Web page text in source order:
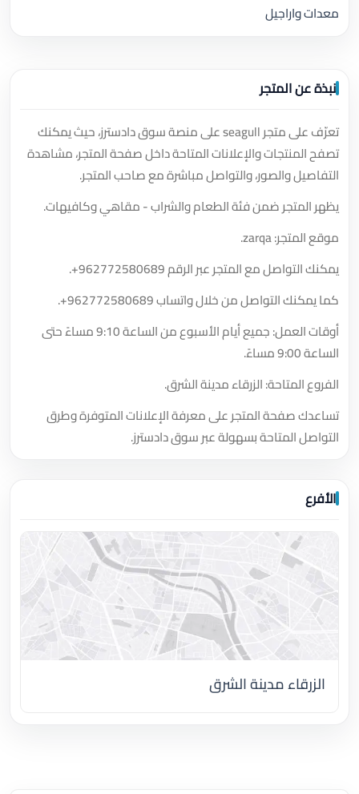
معدات واراجيل
نبذة عن المتجر
تعرّف على متجر seagull على منصة سوق دادسترز، حيث يمكنك
تصفح المنتجات والإعلانات المتاحة داخل صفحة المتجر، مشاهدة
التفاصيل والصور، والتواصل مباشرة مع صاحب المتجر.
يظهر المتجر ضمن فئة الطعام والشراب - مقاهي وكافيهات.
موقع المتجر: zarqa.
يمكنك التواصل مع المتجر عبر الرقم+962772580689
.
كما يمكنك التواصل من خلال واتساب+962772580689
.
أوقات العمل: جميع أيام الأسبوع من الساعة 9:10 مساءً حتى
الساعة 9:00 مساءً.
الفروع المتاحة: الزرقاء مدينة الشرق.
تساعدك صفحة المتجر على معرفة الإعلانات المتوفرة وطرق
التواصل المتاحة بسهولة عبر سوق دادسترز.
الأفرع
الزرقاء مدينة الشرق